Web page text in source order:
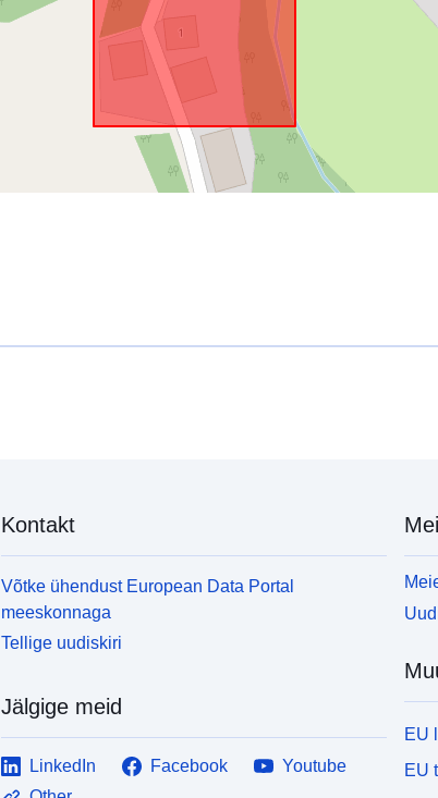
Kontakt
Võtke ühendust European Data Portal
meeskonnaga
Tellige uudiskiri
Jälgige meid
LinkedIn Facebook
Youtube
EU
EU